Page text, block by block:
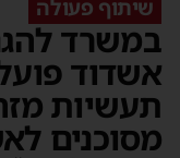
שיתוף פעולה